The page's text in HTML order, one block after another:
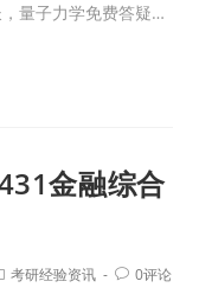
量子力学免费答疑…
金融综合
考研经验资讯 0评论